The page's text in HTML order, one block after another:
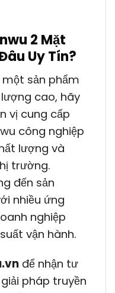
2 Mặt
Uy Tín?
sản phẩm
cao, hãy
vị cung cấp
công nghiệp
lượng và
trường.
đến sản
nhiều ứng
nghiệp
vận hành.
để nhận tư
pháp truyền